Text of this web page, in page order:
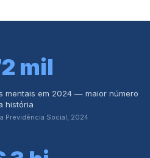
mil
mentais em 2024 — maior número
história
Previdência Social, 2024